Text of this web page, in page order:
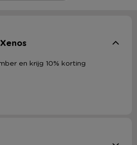
en krijg 10% korting